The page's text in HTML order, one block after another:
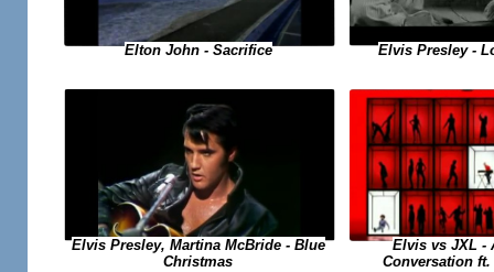
Elton John - Sacrifice Elvis Presley -
Elvis Presley, Martina McBride - Blue
Christmas
Elvis vs JXL -
Conversation